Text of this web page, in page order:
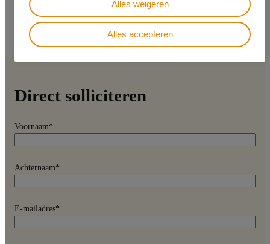
2031212
. Wij zijn doordeweeks te bereiken van maandag tot en
met vrijdag van 9.00 uur tot 17.00 uur.
Direct solliciteren
Voornaam*
Achternaam*
E-mailadres*
Alles weigeren
Alles accepteren